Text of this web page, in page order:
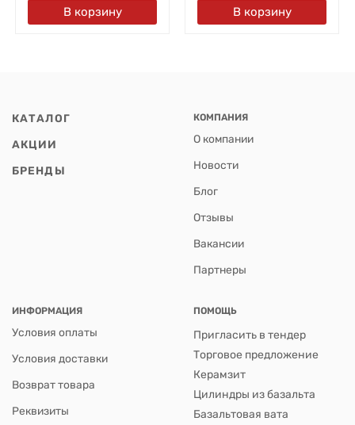
В корзину В корзину
КАТАЛОГ
АКЦИИ
БРЕНДЫ
КОМПАНИЯ
О компании
Новости
Блог
Отзывы
Вакансии
Партнеры
ИНФОРМАЦИЯ
Условия оплаты
Условия доставки
Возврат товара
Реквизиты
ПОМОЩЬ
Пригласить в тендер
Торговое предложение
Керамзит
Цилиндры из базальта
Базальтовая вата